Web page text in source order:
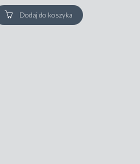
Dodaj do koszyka